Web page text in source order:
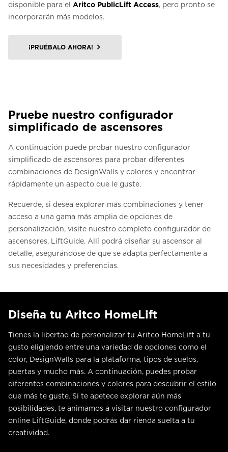
disponible para el Aritco PublicLift Access, pero pronto se
incorporarán más modelos.
¡PRUÉBALO AHORA!
Pruebe nuestro configurador
simplificado de ascensores
A continuación puede probar nuestro configurador
simplificado de ascensores para probar diferentes
combinaciones de DesignWalls y colores y encontrar
rápidamente un aspecto que le guste.
Recuerde, si desea explorar más combinaciones y tener
acceso a una gama más amplia de opciones de
personalización, visite nuestro completo configurador de
ascensores, LiftGuide. Allí podrá diseñar su ascensor al
detalle, asegurándose de que se adapta perfectamente a
sus necesidades y preferencias.
Diseña tu Aritco HomeLift
Tienes la libertad de personalizar tu Aritco HomeLift a tu
gusto eligiendo entre una variedad de opciones como el
color, DesignWalls para la plataforma, tipos de suelos,
puertas y mucho más. A continuación, puedes probar
diferentes combinaciones y colores para descubrir el estilo
que más te guste. Si te apetece explorar aún más
posibilidades, te animamos a visitar nuestro configurador
online LiftGuide, donde podrás dar rienda suelta a tu
creatividad.